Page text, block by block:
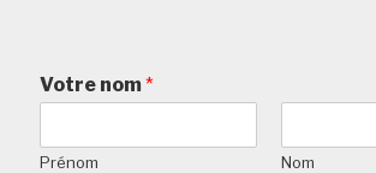
Votre nom*
Prénom Nom